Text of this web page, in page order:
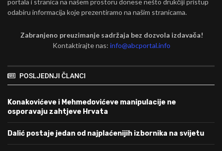
portala i stranica na našem prostoru donese nešto drukčiji pristup
odabiru informacija koje prezentiramo na našim stranicama.
Zabranjeno preuzimanje sadržaja bez dozvola izdavača!
Kontaktirajte nas:info@abcportal.info
POSLJEDNJI ČLANCI
Konakovićeve i Mehmedovićeve manipulacije ne
osporavaju zahtjeve Hrvata
Dalić postaje jedan od najplaćenijih izbornika na svijetu